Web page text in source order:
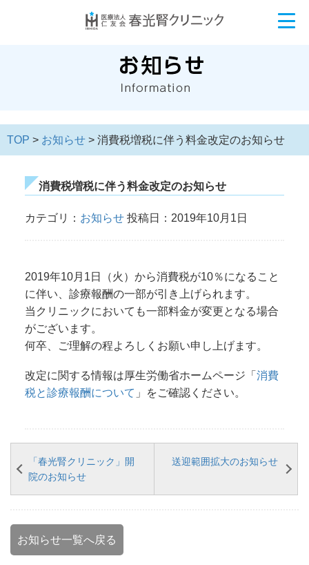
TOP > お知らせ > 消費税増税に伴う料金改定のお知らせ
消費税増税に伴う料金改定のお知らせ
カテゴリ： お知らせ 投稿日：2019年10月1日
2019年10月1日（火）から消費税が10％になること
に伴い、診療報酬の一部が引き上げられます。
当クリニックにおいても一部料金が変更となる場合
がございます。
何卒、ご理解の程よろしくお願い申し上げます。
改定に関する情報は厚生労働省ホームページ「 消費
税と診療報酬について 」をご確認ください。
「春光腎クリニック」開
院のお知らせ
送迎範囲拡大のお知らせ
お知らせ一覧へ戻る